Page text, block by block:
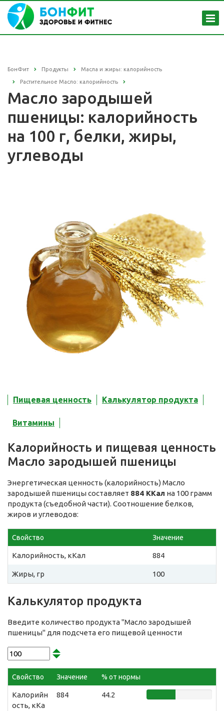
БонФит Продукты Масла и жиры: калорийность
Растительное Масло: калорийность
Масло зародышей
пшеницы: калорийность
на 100 г, белки, жиры,
углеводы
Пищевая ценность Калькулятор продукта
Витамины
Калорийность и пищевая ценность
Масло зародышей пшеницы
Энергетическая ценность (калорийность) Масло
зародышей пшеницы составляет 884 ККал на 100 грамм
продукта (съедобной части). Соотношение белков,
жиров и углеводов:
Свойство Значение
Калорийность, кКал 884
Жиры, гр 100
Калькулятор продукта
Введите количество продукта "Масло зародышей
пшеницы" для подсчета его пищевой ценности
Свойство Значение % от нормы
Калорийн
ость, кКа
884 44.2